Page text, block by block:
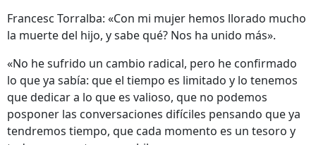
Francesc Torralba: «Con mi mujer hemos llorado mucho
la muerte del hijo, y sabe qué? Nos ha unido más».
«No he sufrido un cambio radical, pero he confirmado
lo que ya sabía: que el tiempo es limitado y lo tenemos
que dedicar a lo que es valioso, que no podemos
posponer las conversaciones difíciles pensando que ya
tendremos tiempo, que cada momento es un tesoro y